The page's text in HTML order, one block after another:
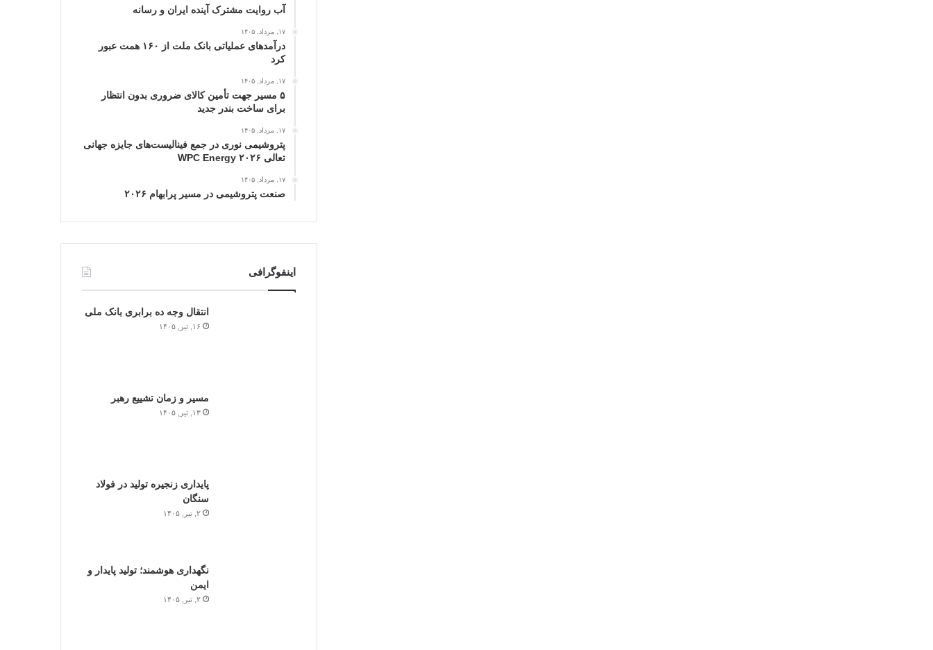
آب روایت مشترک آینده ایران و رسانه
۱۷, مرداد, ۱۴۰۵
درآمدهای عملیاتی بانک ملت از ۱۶۰ همت عبور
كرد
۱۷, مرداد, ۱۴۰۵
۵ مسیر جهت تأمین کالای ضروری بدون انتظار
برای ساخت بندر جدید
۱۷, مرداد, ۱۴۰۵
پتروشیمی نوری در جمع فینالیست‌های جایزه جهانی
تعالی WPC Energy ۲۰۲۶
۱۷, مرداد, ۱۴۰۵
صنعت پتروشیمی در مسیر پرابهام ۲۰۲۶
اینفوگرافی
انتقال وجه ده برابری بانک ملی
۱۶, تیر, ۱۴۰۵
مسیر و زمان تشییع رهبر
۱۳, تیر, ۱۴۰۵
پایداری زنجیره تولید در فولاد
سنگان
۲, تیر, ۱۴۰۵
نگهداری هوشمند؛ تولید پایدار و
ایمن
۲, تیر, ۱۴۰۵